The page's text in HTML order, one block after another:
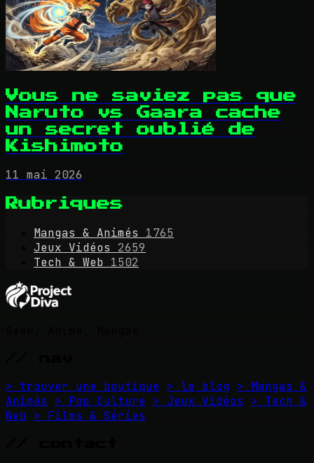
Vous ne saviez pas que
Naruto vs Gaara cache
un secret oublié de
Kishimoto
11 mai 2026
Rubriques
Mangas & Animés
1765
Jeux Vidéos
2659
Tech & Web 1502
> trouver une boutique > le blog > Mangas &
Animés
> Pop Culture > Jeux Vidéos
> Tech &
Web > Films & Séries